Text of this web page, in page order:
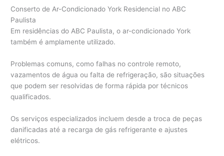
Conserto de Ar-Condicionado York Residencial no ABC
Paulista
Em residências do ABC Paulista, o ar-condicionado York
também é amplamente utilizado.
Problemas comuns, como falhas no controle remoto,
vazamentos de água ou falta de refrigeração, são situações
que podem ser resolvidas de forma rápida por técnicos
qualificados.
Os serviços especializados incluem desde a troca de peças
danificadas até a recarga de gás refrigerante e ajustes
elétricos.